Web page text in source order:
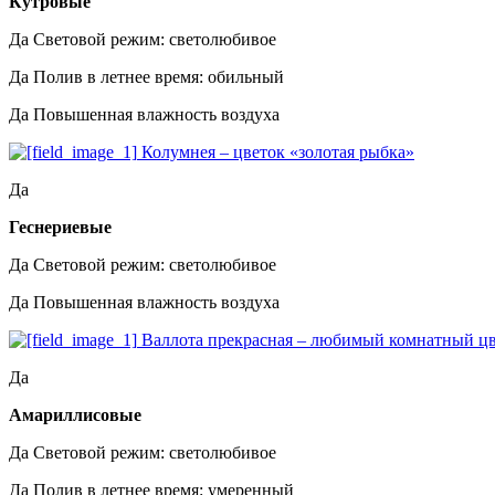
Да Световой режим: светолюбивое
Да Полив в летнее время: обильный
Да Повышенная влажность воздуха
Колумнея – цветок «золотая рыбка»
Да
Геснериевые
Да Световой режим: светолюбивое
Да Повышенная влажность воздуха
Валлота прекрасная – любимый комнатный
Да
Амариллисовые
Да Световой режим: светолюбивое
Да Полив в летнее время: умеренный